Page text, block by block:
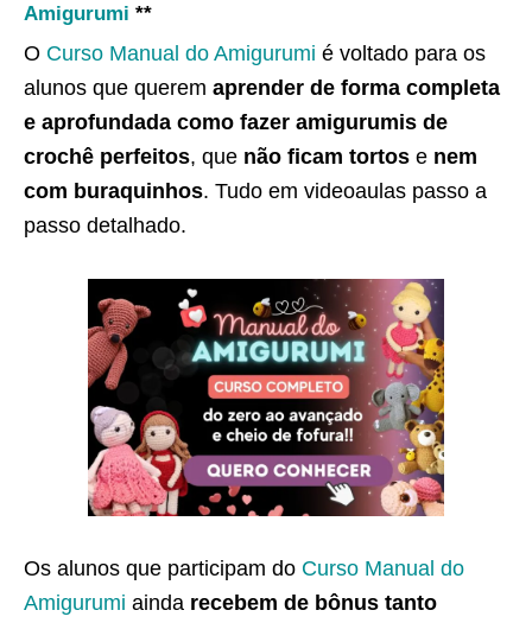
Amigurumi **
O Curso Manual do Amigurumi é voltado para os
alunos que querem aprender de forma completa
e aprofundada como fazer amigurumis de
crochê perfeitos, que não ficam tortos e nem
com buraquinhos. Tudo em videoaulas passo a
passo detalhado.
Os alunos que participam do Curso Manual do
Amigurumi ainda recebem de bônus tanto